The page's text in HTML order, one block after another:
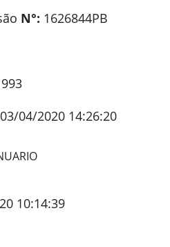
N°: 1626844PB
03/04/2020 14:26:20
10:14:39